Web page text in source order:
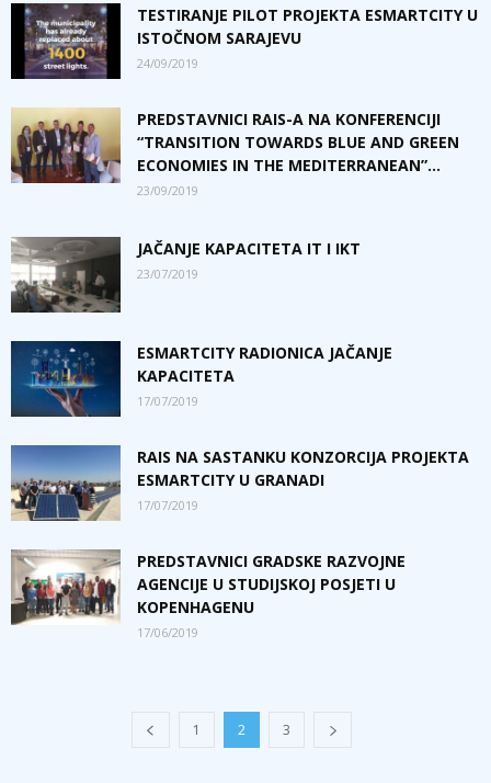
TESTIRANJE PILOT PROJEKTA ESMARTCITY U
ISTOČNOM SARAJEVU
24/09/2019
PREDSTAVNICI RAIS-A NA KONFERENCIJI
“TRANSITION TOWARDS BLUE AND GREEN
ECONOMIES IN THE MEDITERRANEAN”...
23/09/2019
JAČANJE KAPACITETA IT I IKT
23/07/2019
ESMARTCITY RADIONICA JAČANJE
KAPACITETA
17/07/2019
RAIS NA SASTANKU KONZORCIJA PROJEKTA
ESMARTCITY U GRANADI
17/07/2019
PREDSTAVNICI GRADSKE RAZVOJNE
AGENCIJE U STUDIJSKOJ POSJETI U
KOPENHAGENU
17/06/2019
1 2 3